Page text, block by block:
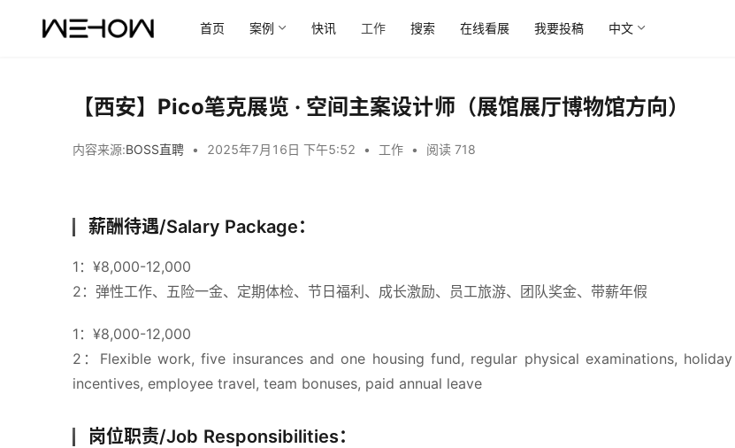
首页 案例 快讯 工作 搜索 在线看展 我要投稿 中文
【西安】Pico笔克展览 · 空间主案设计师（展馆展厅博物馆方向）
内容来源:BOSS直聘 • 2025年7月16日 下午5:52 • 工作 • 阅读 718
薪酬待遇/Salary Package：
1：¥8,000-12,000
2：弹性工作、五险一金、定期体检、节日福利、成长激励、员工旅游、团队奖金、带薪年假
1：¥8,000-12,000
2：Flexible work, five insurances and one housing fund, regular physical examinations,
incentives, employee travel, team bonuses, paid annual leave
岗位职责/Job Responsibilities：